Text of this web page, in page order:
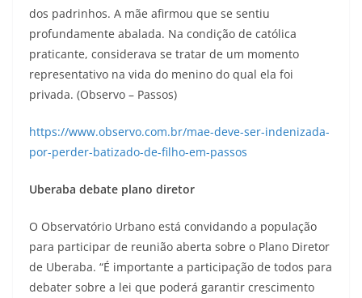
dos padrinhos. A mãe afirmou que se sentiu
profundamente abalada. Na condição de católica
praticante, considerava se tratar de um momento
representativo na vida do menino do qual ela foi
privada. (Observo – Passos)
https://www.observo.com.br/mae-deve-ser-indenizada-
por-perder-batizado-de-filho-em-passos
Uberaba debate plano diretor
O Observatório Urbano está convidando a população
para participar de reunião aberta sobre o Plano Diretor
de Uberaba. “É importante a participação de todos para
debater sobre a lei que poderá garantir crescimento